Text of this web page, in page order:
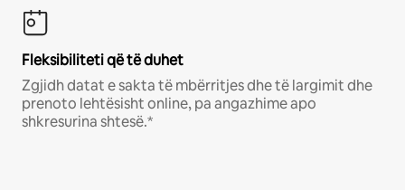
Fleksibiliteti që të duhet
Zgjidh datat e sakta të mbërritjes dhe të largimit dhe
prenoto lehtësisht online, pa angazhime apo
shkresurina shtesë.*